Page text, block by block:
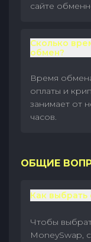
сайте
Сколько
обмен?
Время
оплаты и
занимает от
часов.
ОБЩИЕ
Как выбрать
Чтобы
MoneySwap,